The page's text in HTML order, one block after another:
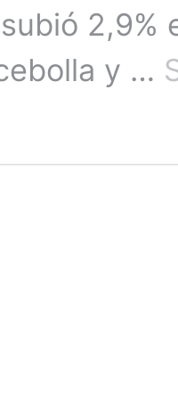
2,9%
y …